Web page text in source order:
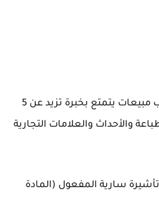
شركة تبحث عن مندوب مبيعات يتمتع بخبرة تزيد عن 5
والأحداث والعلامات التجارية
سارية المفعول (المادة